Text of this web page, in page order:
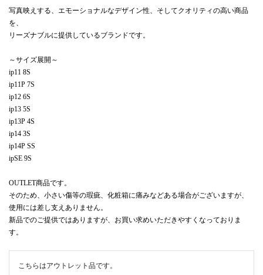
写真映えする、エモーショナルなデザイン性、そしてクオリティの高い商品
を、
リーズナブルに提供しているブランドです。
～サイズ展開～
ip11 8S
ip11P 7S
ip12 6S
ip13 5S
ip13P 4S
ip14 3S
ip14P SS
ipSE 9S
OUTLET商品です。
そのため、小さい傷等の瑕疵、化粧箱に痛みなどある場合がございますが、
使用には差し支えありません。
新品でのご提供ではありますが、お買い求めいただきやすくなっておりま
す。
こちらはアウトレット品です。